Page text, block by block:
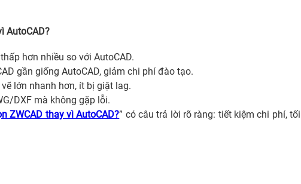
AutoCAD?
thấp hơn nhiều so với AutoCAD.
gần giống AutoCAD, giảm chi phí đào tạo.
lớn nhanh hơn, ít bị giật lag.
DXF mà không gặp lỗi.
ZWCAD thay vì AutoCAD?” có câu trả lời rõ ràng: tiết kiệm chi phí, tối